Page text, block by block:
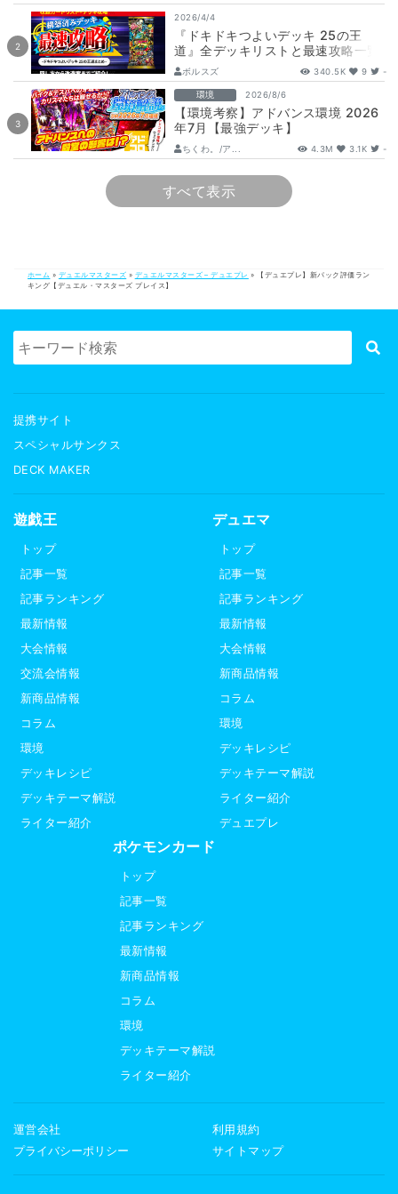
2026/4/4
『ドキドキつよいデッキ 25の王
道』全デッキリストと最速攻略一覧
【DM26-SD1】
ボルスズ 340.5K 9 -
環境 2026/8/6
【環境考察】アドバンス環境 2026
年7月【最強デッキ】
ちくわ。/ア... 4.3M 3.1K -
すべて表示
ホーム » デュエルマスターズ » デュエルマスターズ – デュエプレ »
【デュエプレ】新パック評価ラン
キング【デュエル・マスターズ プレイス】
提携サイト
スペシャルサンクス
DECK MAKER
遊戯王
トップ
記事一覧
記事ランキング
最新情報
大会情報
交流会情報
新商品情報
コラム
環境
デッキレシピ
デッキテーマ解説
ライター紹介
デュエマ
トップ
記事一覧
記事ランキング
最新情報
大会情報
新商品情報
コラム
環境
デッキレシピ
デッキテーマ解説
ライター紹介
デュエプレ
ポケモンカード
トップ
記事一覧
記事ランキング
最新情報
新商品情報
コラム
環境
デッキテーマ解説
ライター紹介
運営会社
利用規約
プライバシーポリシー
サイトマップ